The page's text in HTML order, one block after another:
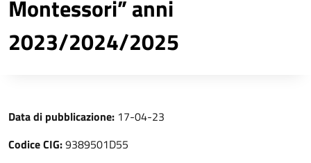
Montessori” anni
2023/2024/2025
Data di pubblicazione: 17-04-23
Codice CIG:9389501D55